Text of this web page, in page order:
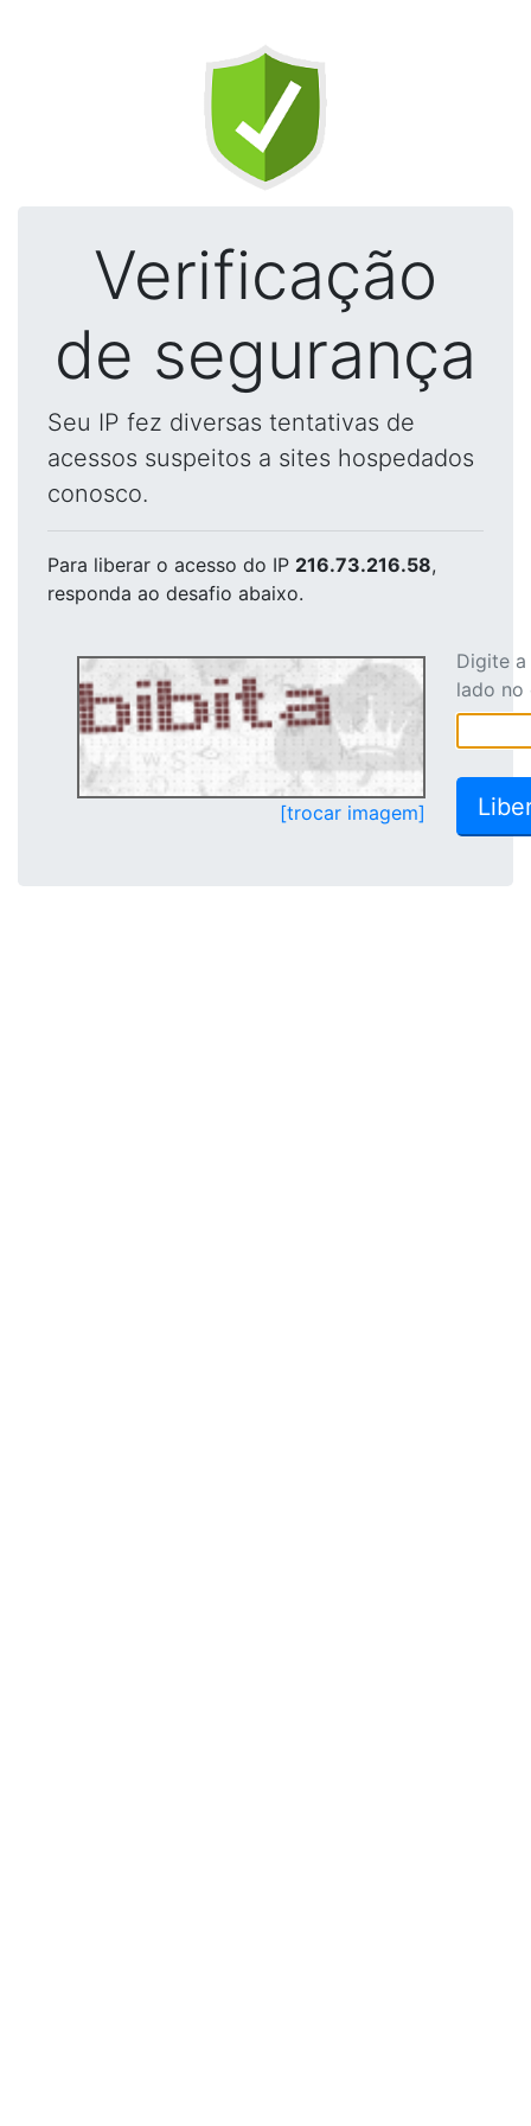
Verificação
de segurança
Seu IP fez diversas tentativas de
acessos suspeitos a sites hospedados
conosco.
Para liberar o acesso do IP 216.73.216.58,
responda ao desafio abaixo.
[trocar imagem]
Digite
lado no